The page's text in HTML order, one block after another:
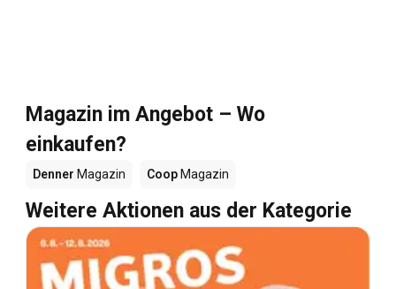
Magazin im Angebot – Wo
einkaufen?
Denner Magazin Coop Magazin
Weitere Aktionen aus der Kategorie